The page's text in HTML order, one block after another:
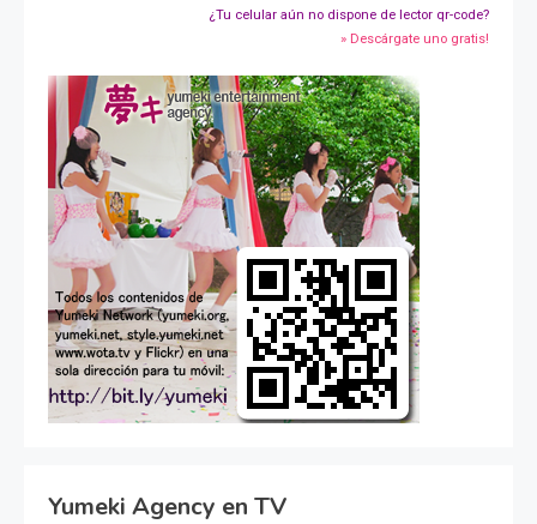
¿Tu celular aún no dispone de lector qr-code?
» Descárgate uno gratis!
Yumeki Agency en TV